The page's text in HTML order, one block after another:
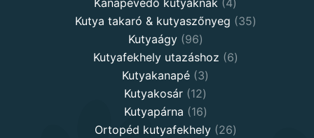
Kanapévédő kutyáknak 4
products
Kutya takaró & kutyaszőnyeg 3535
Kutyaágy 9696
products
Kutyafekhely utazáshoz 66
Kutyakanapé 33
products
Kutyakosár 1212
products
Kutyapárna 1616
products
Ortopéd kutyafekhely 2626